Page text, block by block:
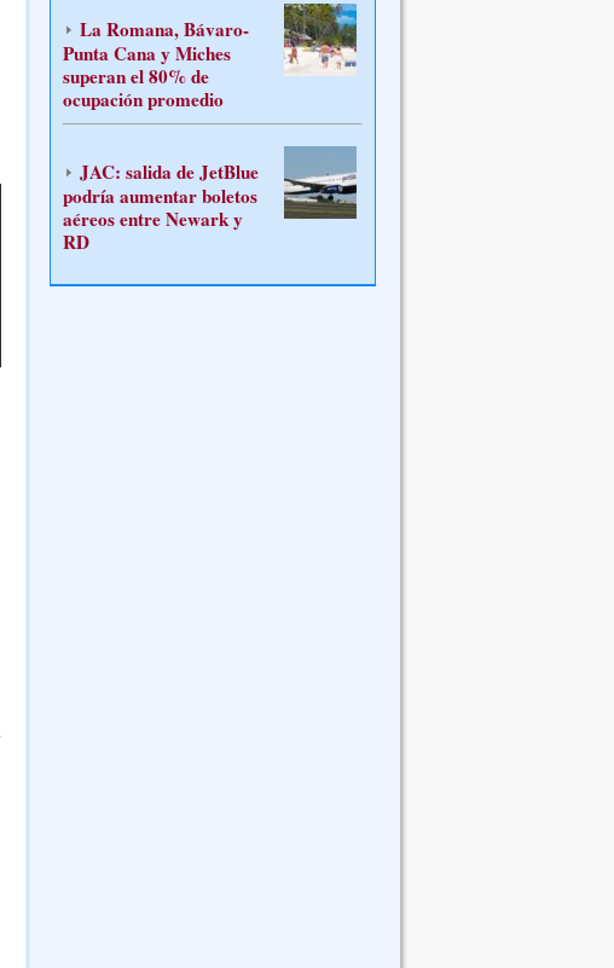
La Romana, Bávaro-
Punta Cana y Miches
superan el 80% de
ocupación promedio
JAC: salida de JetBlue
podría aumentar boletos
aéreos entre Newark y
RD